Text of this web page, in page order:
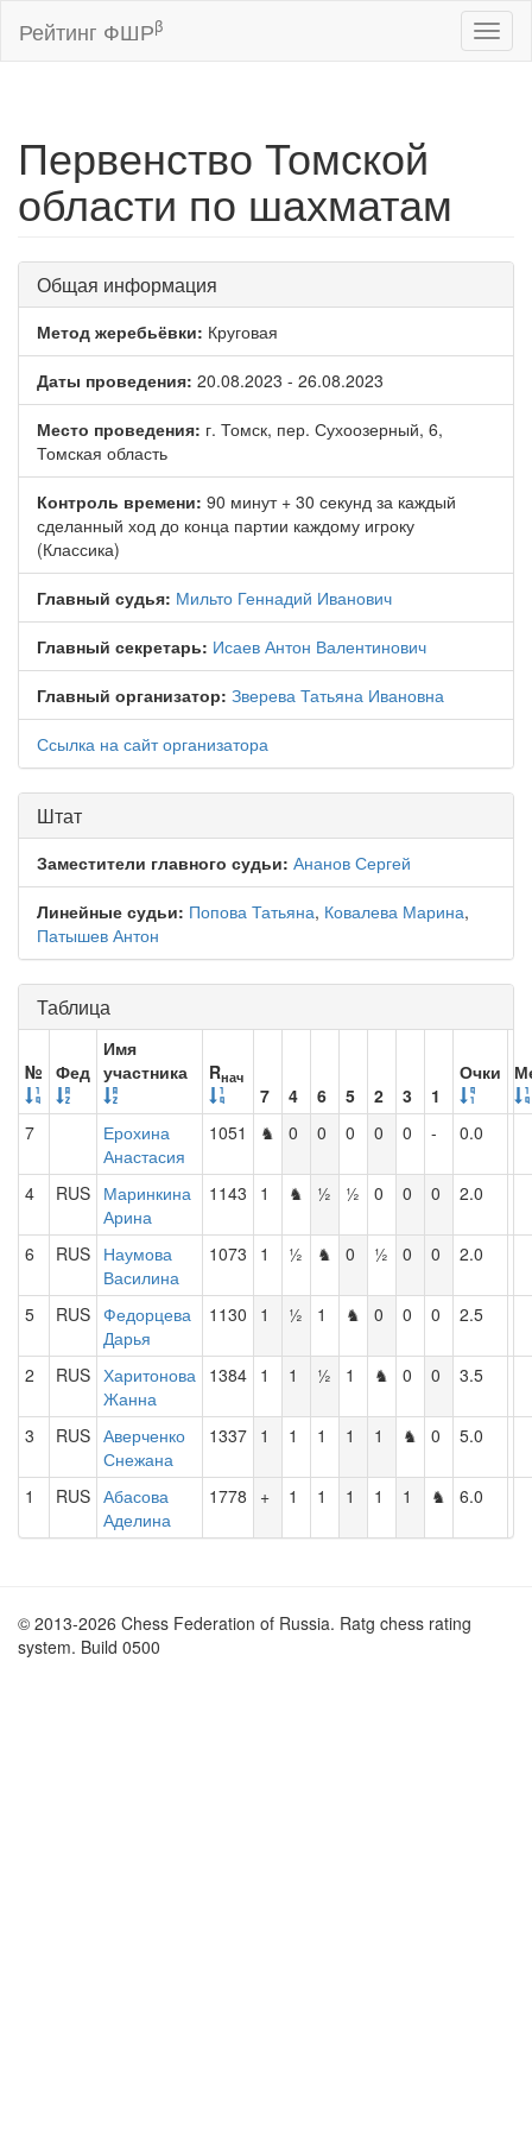
Рейтинг ФШРβ
Первенство Томской
области по шахматам
Общая информация
Метод жеребьёвки: Круговая
Даты проведения: 20.08.2023 - 26.08.2023
Место проведения: г. Томск, пер. Сухоозерный, 6,
Томская область
Контроль времени: 90 минут + 30 секунд за каждый
сделанный ход до конца партии каждому игроку
(Классика)
Главный судья: Мильто Геннадий Иванович
Главный секретарь: Исаев Антон Валентинович
Главный организатор: Зверева Татьяна Ивановна
Ссылка на сайт организатора
Штат
Заместители главного судьи: Ананов Сергей
Линейные судьи: Попова Татьяна, Ковалева Марина,
Патышев Антон
Таблица
№ Фед
Имя
участника
Rнач
7 4 6 5 2 3 1
Очки
7
Ерохина
Анастасия
1051 ♞ 0 0 0 0 0 - 0.0
4 RUS Маринкина
Арина
1143 1 ♞ ½ ½ 0 0 0 2.0
6 RUS Наумова
Василина
1073 1 ½ ♞ 0 ½ 0 0 2.0
5 RUS Федорцева
Дарья
1130 1 ½ 1 ♞ 0 0 0 2.5
2 RUS Харитонова
Жанна
1384 1 1 ½ 1 ♞ 0 0 3.5
3 RUS Аверченко
Снежана
1337 1 1 1 1 1 ♞ 0 5.0
1 RUS Абасова
Аделина
1778 + 1 1 1 1 1 ♞ 6.0
© 2013-2026 Chess Federation of Russia. Ratg chess rating
system. Build 0500